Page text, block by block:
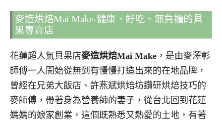
麥造烘焙Mai Make-健康、好吃、無負擔的貝
果專賣店
花蓮超人氣貝果店麥造烘焙Mai Make ，是由麥澤彰
師傅一人開始從無到有慢慢打造出來的在地品牌，
曾經在兄弟大飯店、許燕斌烘焙坊鑽研烘焙技巧的
麥師傅，帶著身為營養師的妻子，從台北回到花蓮
媽媽的娘家創業，這個既熟悉又熱愛的土地，有著